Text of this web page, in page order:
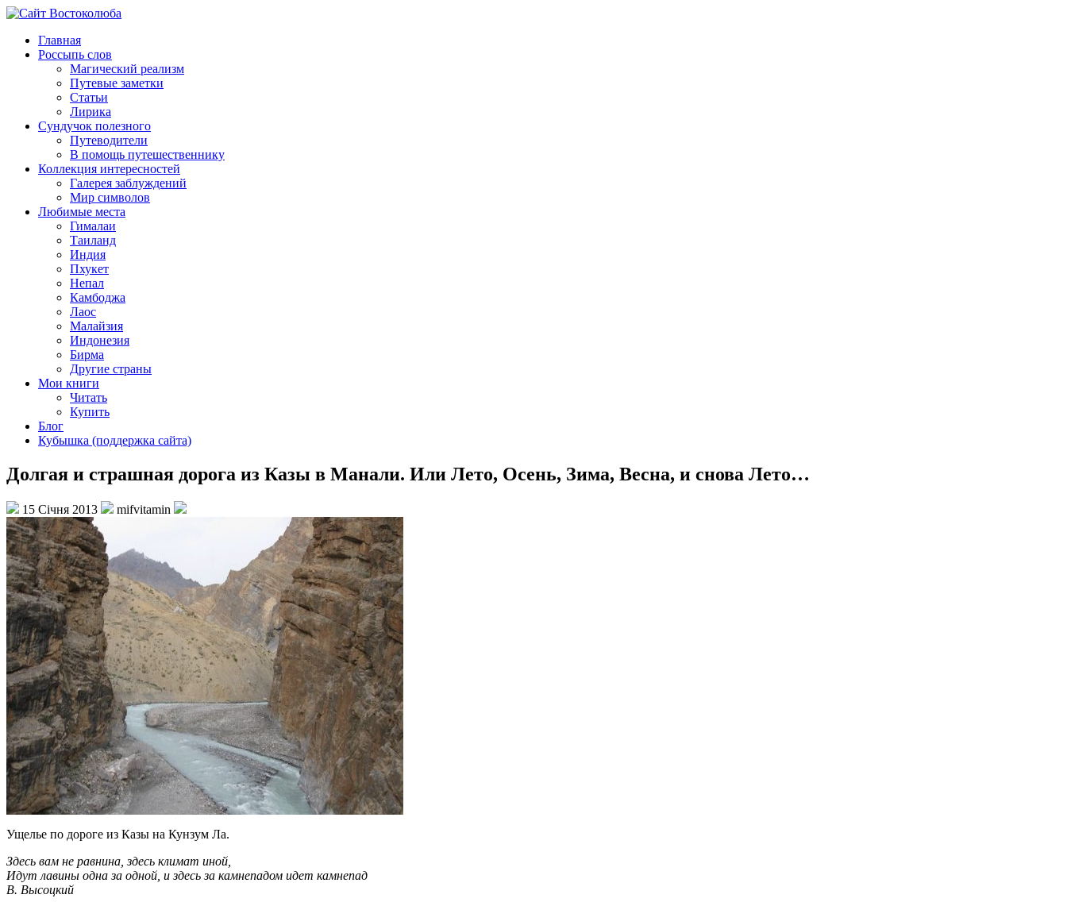
Главная
Россыпь слов
Магический реализм
Путевые заметки
Статьи
Лирика
Сундучок полезного
Путеводители
В помощь путешественнику
Коллекция интересностей
Галерея заблуждений
Мир символов
Любимые места
Гималаи
Таиланд
Индия
Пхукет
Непал
Камбоджа
Лаос
Малайзия
Индонезия
Бирма
Другие страны
Мои книги
Читать
Купить
Блог
Кубышка (поддержка сайта)
Долгая и страшная дорога из Казы в Манали. Или Лето, Осень, Зима, Весна, и снова Лето…
15 Січня 2013 mifvitamin
Ущелье по дороге из Казы на Кунзум Ла.
Здесь вам не равнина, здесь климат иной,
Идут лавины одна за одной, и здесь за камнепадом идет камнепад
В. Высоцкий